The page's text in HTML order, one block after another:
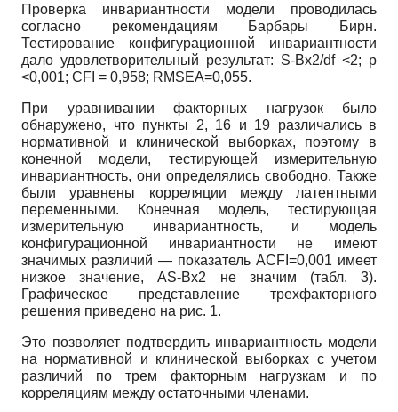
Проверка инвариантности модели проводилась
согласно рекомендациям Барбары Бирн.
Тестирование конфигурационной инвариантности
дало удовлетворительный результат: S-Bx2/df <2; p
<0,001; CFI = 0,958; RMSEA=0,055.
При уравнивании факторных нагрузок было
обнаружено, что пункты 2, 16 и 19 различались в
нормативной и клинической выборках, поэтому в
конечной модели, тестирующей измерительную
инвариантность, они определялись свободно. Также
были уравнены корреляции между латентными
переменными. Конечная модель, тестирующая
измерительную инвариантность, и модель
конфигурационной инвариантности не имеют
значимых различий — показатель ACFI=0,001 имеет
низкое значение,AS-Bx2 не значим (табл. 3).
Графическое представление трех­факторного
решения приведено на рис. 1.
Это позволяет подтвердить инвариантность модели
на нормативной и клинической выборках с учетом
различий по трем факторным нагрузкам и по
корреляциям между остаточными членами.